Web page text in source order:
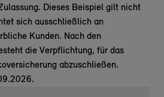
Dieses Beispiel gilt nicht
sich ausschließlich an
Kunden. Nach den
die Verpflichtung, für das
abzuschließen.